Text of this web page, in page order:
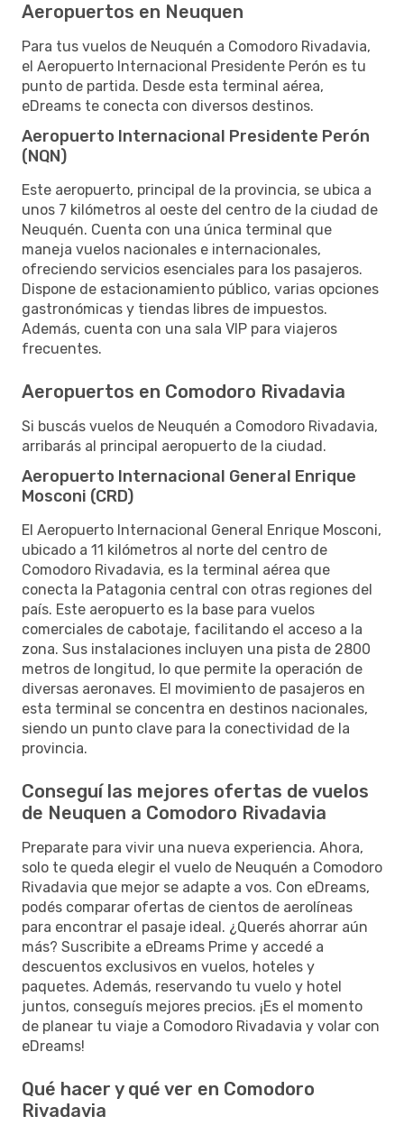
Aeropuertos en Neuquen
Para tus vuelos de Neuquén a Comodoro Rivadavia,
el Aeropuerto Internacional Presidente Perón es tu
punto de partida. Desde esta terminal aérea,
eDreams te conecta con diversos destinos.
Aeropuerto Internacional Presidente Perón
(NQN)
Este aeropuerto, principal de la provincia, se ubica a
unos 7 kilómetros al oeste del centro de la ciudad de
Neuquén. Cuenta con una única terminal que
maneja vuelos nacionales e internacionales,
ofreciendo servicios esenciales para los pasajeros.
Dispone de estacionamiento público, varias opciones
gastronómicas y tiendas libres de impuestos.
Además, cuenta con una sala VIP para viajeros
frecuentes.
Aeropuertos en Comodoro Rivadavia
Si buscás vuelos de Neuquén a Comodoro Rivadavia,
arribarás al principal aeropuerto de la ciudad.
Aeropuerto Internacional General Enrique
Mosconi (CRD)
El Aeropuerto Internacional General Enrique Mosconi,
ubicado a 11 kilómetros al norte del centro de
Comodoro Rivadavia, es la terminal aérea que
conecta la Patagonia central con otras regiones del
país. Este aeropuerto es la base para vuelos
comerciales de cabotaje, facilitando el acceso a la
zona. Sus instalaciones incluyen una pista de 2800
metros de longitud, lo que permite la operación de
diversas aeronaves. El movimiento de pasajeros en
esta terminal se concentra en destinos nacionales,
siendo un punto clave para la conectividad de la
provincia.
Conseguí las mejores ofertas de vuelos
de Neuquen a Comodoro Rivadavia
Preparate para vivir una nueva experiencia. Ahora,
solo te queda elegir el vuelo de Neuquén a Comodoro
Rivadavia que mejor se adapte a vos. Con eDreams,
podés comparar ofertas de cientos de aerolíneas
para encontrar el pasaje ideal. ¿Querés ahorrar aún
más? Suscribite a eDreams Prime y accedé a
descuentos exclusivos en vuelos, hoteles y
paquetes. Además, reservando tu vuelo y hotel
juntos, conseguís mejores precios. ¡Es el momento
de planear tu viaje a Comodoro Rivadavia y volar con
eDreams!
Qué hacer y qué ver en Comodoro
Rivadavia